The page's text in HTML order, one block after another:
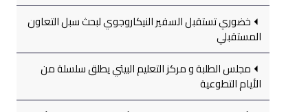
خضوري تستقبل السفير النيكاروجوي لبحث سبل التعاون
المستقبلي
مجلس الطلبة و مركز التعليم البيئي يطلق سلسلة من
الأيام التطوعية